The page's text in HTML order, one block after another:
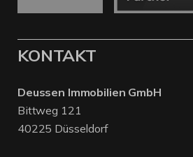
KONTAKT
Deussen Immobilien GmbH
Bittweg 121
40225 Düsseldorf